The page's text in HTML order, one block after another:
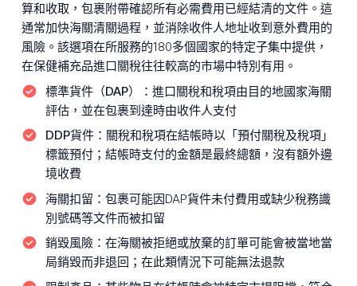
算和收取，包裹附帶確認所有必需費用已經結清的文件。這
通常加快海關清關過程，並消除收件人地址收到意外費用的
風險。該選項在所服務的180多個國家的特定子集中提供，
在保健補充品進口關稅往往較高的市場中特別有用。
標準貨件（DAP）： 進口關稅和稅項由目的地國家海關
評估，並在包裹到達時由收件人支付
DDP貨件： 關稅和稅項在結帳時以「預付關稅及稅項」
標籤預付；結帳時支付的金額是最終總額，沒有額外邊
境收費
海關扣留： 包裹可能因DAP貨件未付費用或缺少稅務識
別號碼等文件而被扣留
銷毀風險： 在海關被拒絕或放棄的訂單可能會被當地當
局銷毀而非退回；在此類情況下可能無法退款